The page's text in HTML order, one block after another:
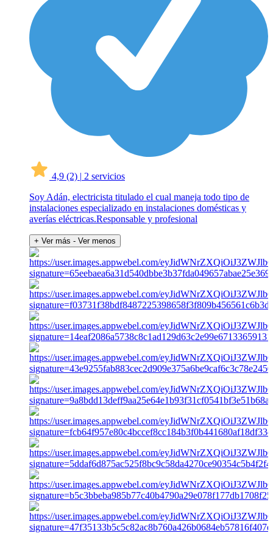
4,9 (2) | 2 servicios
Soy Adán, electricista titulado el cual maneja todo tipo de
instalaciones especializado en instalaciones domésticas y
averías eléctricas.Responsable y profesional
+ Ver más - Ver menos